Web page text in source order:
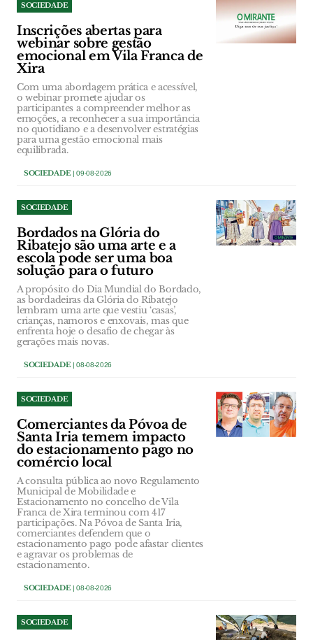
SOCIEDADE
Inscrições abertas para
webinar sobre gestão
emocional em Vila Franca de
Xira
Com uma abordagem prática e acessível,
o webinar promete ajudar os
participantes a compreender melhor as
emoções, a reconhecer a sua importância
no quotidiano e a desenvolver estratégias
para uma gestão emocional mais
equilibrada.
SOCIEDADE| 09-08-2026
SOCIEDADE
Bordados na Glória do
Ribatejo são uma arte e a
escola pode ser uma boa
solução para o futuro
A propósito do Dia Mundial do Bordado,
as bordadeiras da Glória do Ribatejo
lembram uma arte que vestiu ‘casas’,
crianças, namoros e enxovais, mas que
enfrenta hoje o desafio de chegar às
gerações mais novas.
SOCIEDADE| 08-08-2026
SOCIEDADE
Comerciantes da Póvoa de
Santa Iria temem impacto
do estacionamento pago no
comércio local
A consulta pública ao novo Regulamento
Municipal de Mobilidade e
Estacionamento no concelho de Vila
Franca de Xira terminou com 417
participações. Na Póvoa de Santa Iria,
comerciantes defendem que o
estacionamento pago pode afastar clientes
e agravar os problemas de
estacionamento.
SOCIEDADE| 08-08-2026
SOCIEDADE